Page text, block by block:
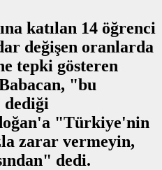
katılan 14 öğrenci
değişen oranlarda
tepki gösteren
"bu
dediği
"Türkiye'nin
zarar vermeyin,
dedi.